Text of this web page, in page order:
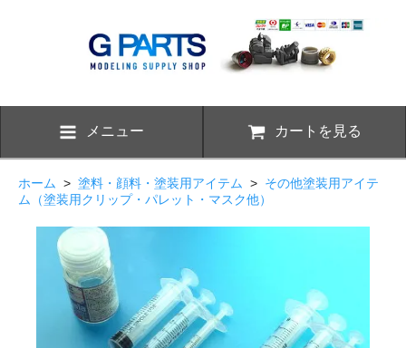
メニュー カートを見る
ホーム > 塗料・顔料・塗装用アイテム > その他塗装用アイテ
ム（塗装用クリップ・パレット・マスク他）